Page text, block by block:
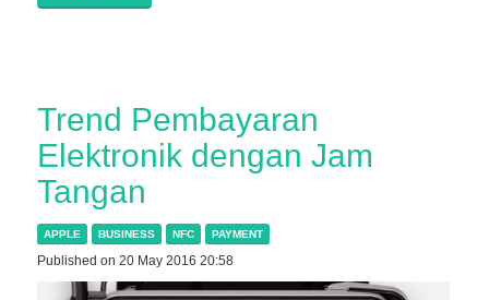
Trend Pembayaran
Elektronik dengan Jam
Tangan
APPLE BUSINESS NFC PAYMENT
Published on 20 May 2016 20:58